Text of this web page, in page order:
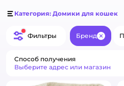
Категория: Домики для кошек
Фильтры Бренд
Способ получения
Выберите адрес или магазин